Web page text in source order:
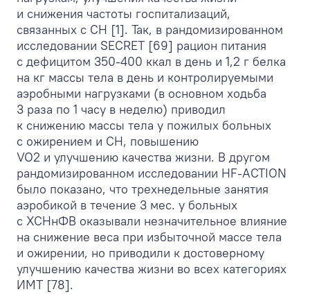
и снижения частоты госпитализаций,
связанных с СН [1]. Так, в рандомизированном
исследовании SECRET [69] рацион питания
с дефицитом 350-400 ккал в день и 1,2 г белка
на кг массы тела в день и контролируемыми
аэробными нагрузками (в основном ходьба
3 раза по 1 часу в неделю) приводил
к снижению массы тела у пожилых больных
с ожирением и СН, повышению
VO2 и улучшению качества жизни. В другом
рандомизированном исследовании HF-ACTION
было показано, что трехнедельные занятия
аэробикой в течение 3 мес. у больных
с ХСНнФВ оказывали незначительное влияние
на снижение веса при избыточной массе тела
и ожирении, но приводили к достоверному
улучшению качества жизни во всех категориях
ИМТ [78].